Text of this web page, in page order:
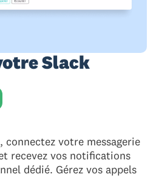
Slack
connectez votre messagerie
recevez vos notifications
dédié. Gérez vos appels